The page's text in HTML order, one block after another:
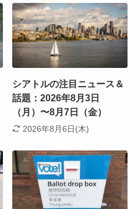
シアトルの注目ニュース＆
話題：2026年8月3日
（月）〜8月7日（金）
2026年8月6日(木)